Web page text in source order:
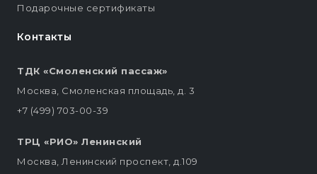
Контакты
ТДК «Смоленский пассаж»
Москва, Смоленская площадь, д. 3
+7 (499) 703-00-39
ТРЦ «РИО» Ленинский
Москва, Ленинский проспект, д.109
Подарочные сертификаты